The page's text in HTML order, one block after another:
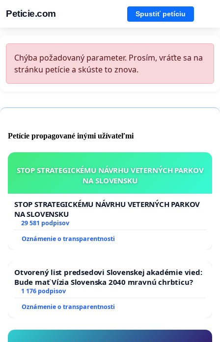
Peticie.com Spustiť petíciu
Chýba požadovaný parameter. Prosím, vráťte sa na
stránku petície a skúste to znova.
Petície propagované inými užívateľmi
STOP STRATEGICKÉMU NÁVRHU VETERNÝCH PARKOV
NA SLOVENSKU
STOP STRATEGICKÉMU NÁVRHU VETERNÝCH PARKOV
NA SLOVENSKU
29 581 podpisov
Oznámenie o transparentnosti
Otvorený list predsedovi Slovenskej akadémie vied:
Bude mať Vízia Slovenska 2040 mravnú chrbticu?
1 176 podpisov
Oznámenie o transparentnosti